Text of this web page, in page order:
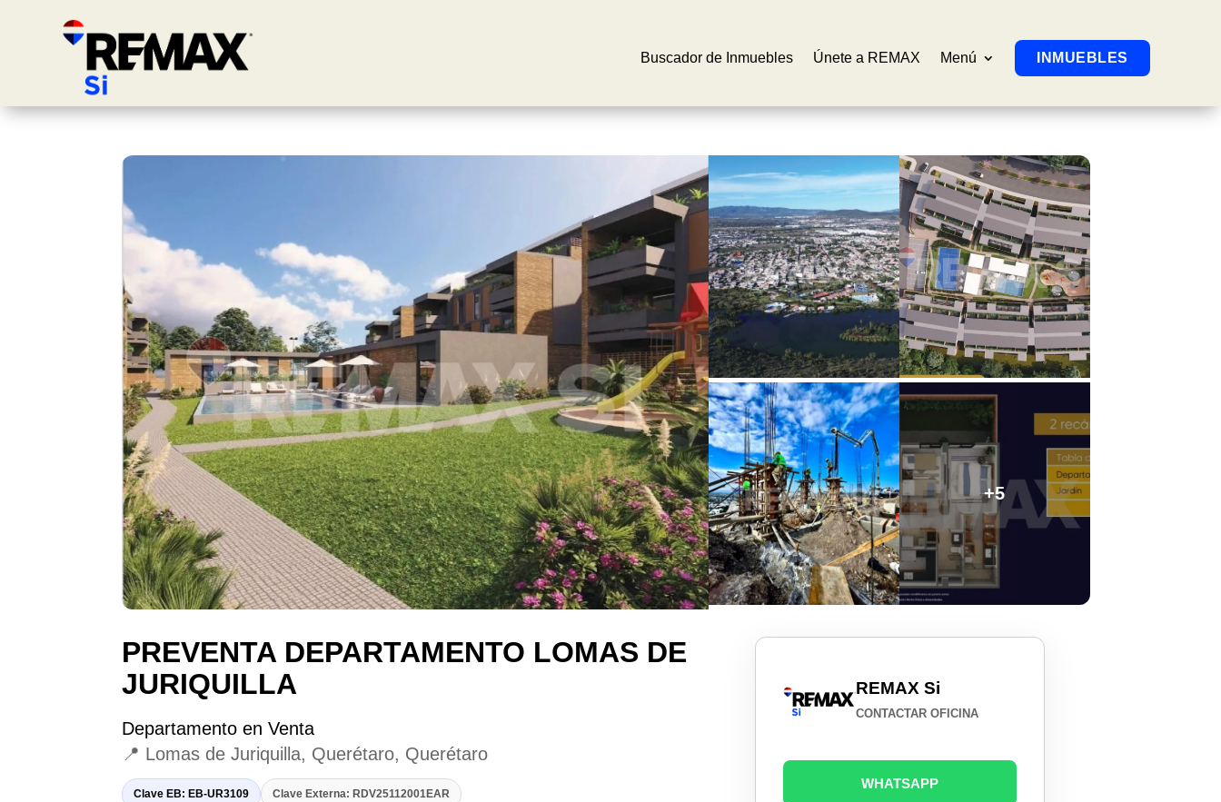
Buscador de Inmuebles Únete a REMAX Menú INMUEBLES
+5
PREVENTA DEPARTAMENTO LOMAS DE
JURIQUILLA
Departamento en Venta
📍 Lomas de Juriquilla, Querétaro, Querétaro
Clave EB: EB-UR3109 Clave Externa: RDV25112001EAR
REMAX Si
CONTACTAR OFICINA
WHATSAPP